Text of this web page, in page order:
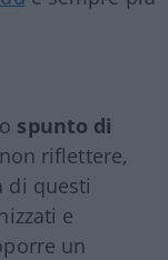
spunto di
riflettere,
di questi
e
un